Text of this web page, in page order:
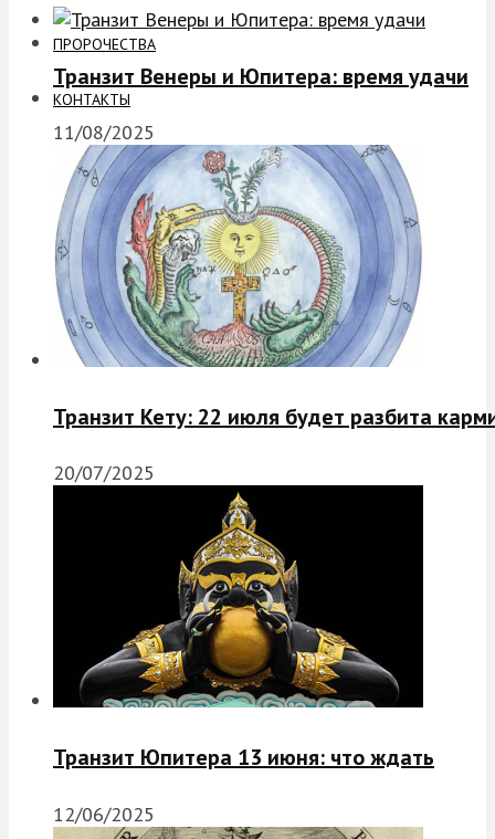
ПРОРОЧЕСТВА
КОНТАКТЫ
Транзит Венеры и Юпитера: время удачи
11/08/2025
Транзит Кету: 22 июля будет разбита
20/07/2025
Транзит Юпитера 13 июня: что ждать
12/06/2025